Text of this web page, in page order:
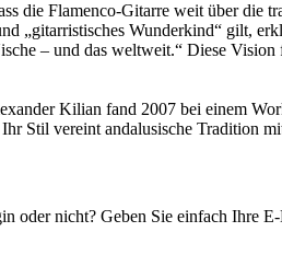
die Flamenco-Gitarre weit über die
„gitarristisches Wunderkind“ gilt,
– und das weltweit.“ Diese
Kilian fand 2007 bei einem
Stil vereint andalusische Tradition
oder nicht? Geben Sie einfach Ihre